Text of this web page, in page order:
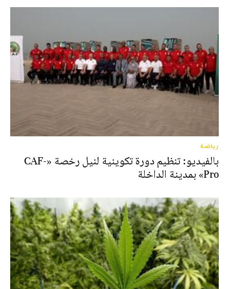
رياضة
بالفيديو: تنظيم دورة تكوينية لنيل رخصة «CAF-
Pro» بمدينة الداخلة‎